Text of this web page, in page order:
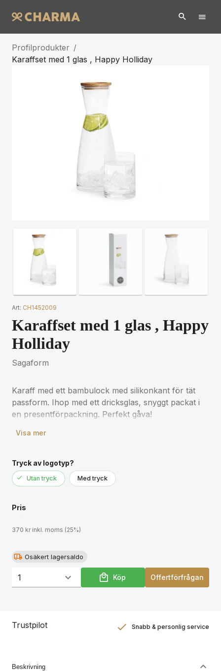
Profilprodukter /
Karaffset med 1 glas , Happy Holliday
Art: CH1452009
Karaffset med 1 glas , Happy
Holliday
Sagaform
Karaff med ett bambulock med silikonkant för tät
passform. Ihop med ett dricksglas, snyggt packat i
en presentförpackning. Perfekt gåva!
Visa mer
Tryck av logotyp?
Utan tryck Med tryck
Pris
370 kr inkl. moms (25%)
Osäkert lagersaldo
Köp Offertförfrågan
Trustpilot Snabb & personlig service
Beskrivning